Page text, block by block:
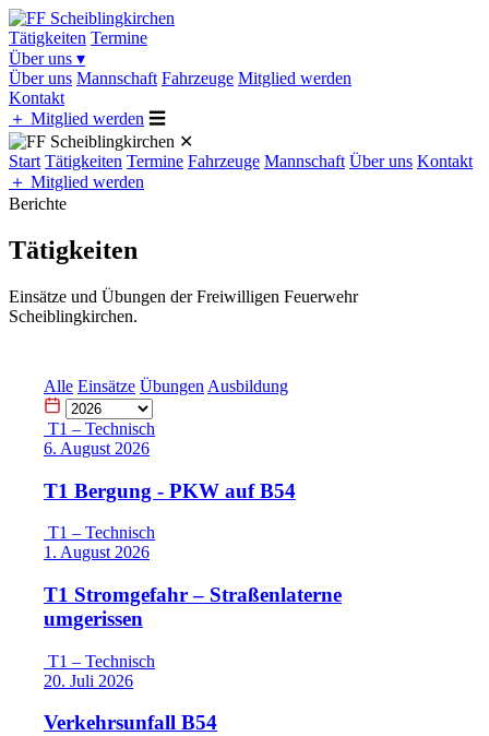
Tätigkeiten Termine
Über uns ▾
Über uns Mannschaft Fahrzeuge Mitglied werden
Kontakt
＋ Mitglied werden ☰
✕
Start Tätigkeiten Termine Fahrzeuge Mannschaft Über uns Kontakt
＋ Mitglied werden
Berichte
Tätigkeiten
Einsätze und Übungen der Freiwilligen Feuerwehr
Scheiblingkirchen.
Alle Einsätze Übungen Ausbildung
T1 – Technisch
6. August 2026
T1 Bergung - PKW auf B54
T1 – Technisch
1. August 2026
T1 Stromgefahr – Straßenlaterne
umgerissen
T1 – Technisch
20. Juli 2026
Verkehrsunfall B54